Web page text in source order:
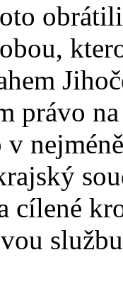
právo
v
cílené